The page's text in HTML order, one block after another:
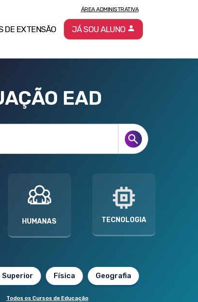
DE EXTENSÃO
ÁREA ADMINISTRATIVA
JÁ SOU ALUNO
EAD
HUMANAS TECNOLOGIA
Superior Física Geografia
Todos os Cursos de Educação